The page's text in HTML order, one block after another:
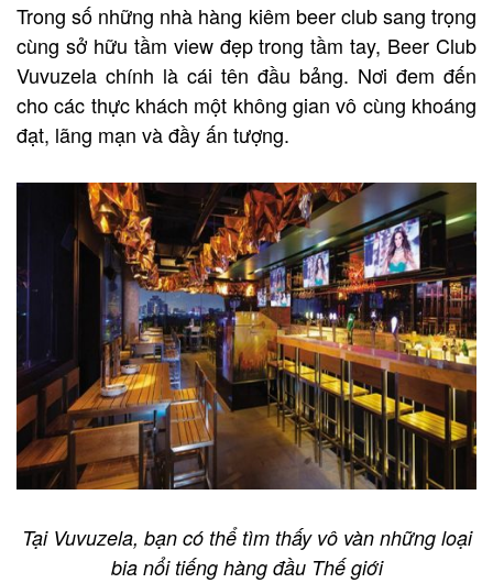
Trong số những nhà hàng kiêm beer club sang trọng
cùng sở hữu tầm view đẹp trong tầm tay, Beer Club
Vuvuzela chính là cái tên đầu bảng. Nơi đem đến
cho các thực khách một không gian vô cùng khoáng
đạt, lãng mạn và đầy ấn tượng.
Tại Vuvuzela, bạn có thể tìm thấy vô vàn những loại
bia nổi tiếng hàng đầu Thế giới